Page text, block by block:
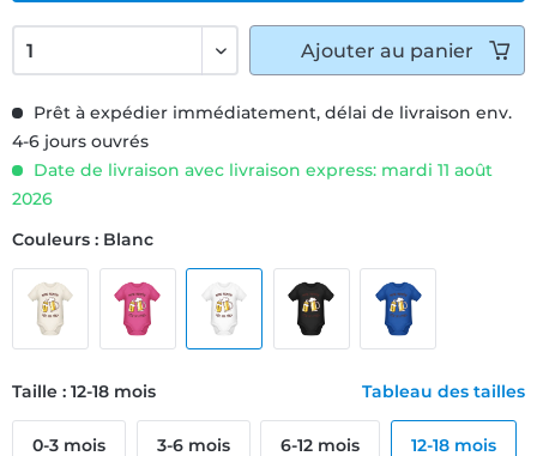
Prêt à expédier immédiatement, délai de livraison env.
4-6 jours ouvrés
Date de livraison avec livraison express: mardi 11 août
2026
Couleurs : Blanc
Taille : 12-18 mois Tableau des tailles
0-3 mois 3-6 mois 6-12 mois 12-18 mois
Ajouter au panier